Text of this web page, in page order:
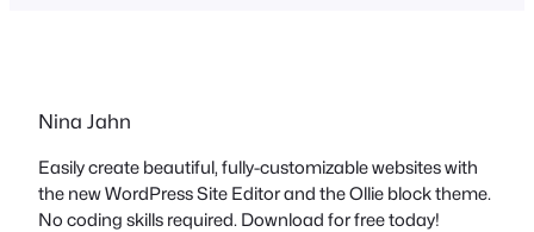
Nina Jahn
Easily create beautiful, fully-customizable websites with
the new WordPress Site Editor and the Ollie block theme.
No coding skills required. Download for free today!